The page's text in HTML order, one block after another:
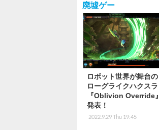
廃墟ゲー
ロボット世界が舞台の
ローグライクハクスラ
『Oblivion Override』
発表！
2022.9.29 Thu 19:45